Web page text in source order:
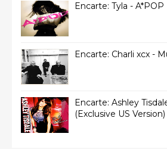
Encarte: Tyla - A*POP
Encarte: Charli xcx -
Encarte: Ashley
(Exclusive US Version)